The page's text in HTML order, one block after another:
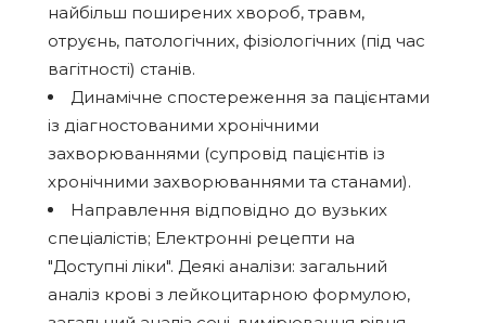
найбільш поширених хвороб, травм,
отруєнь, патологічних, фізіологічних (під час
вагітності) станів.
Динамічне спостереження за пацієнтами
із діагностованими хронічними
захворюваннями (супровід пацієнтів із
хронічними захворюваннями та станами).
Направлення відповідно до вузьких
спеціалістів; Електронні рецепти на
"Доступні ліки". Деякі аналізи: загальний
аналіз крові з лейкоцитарною формулою,